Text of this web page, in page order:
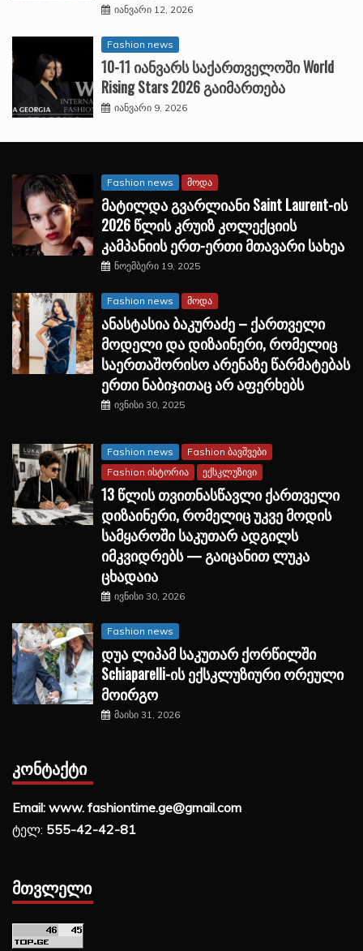
იანვარი 12, 2026
Fashion news
10-11 იანვარს საქართველოში World
Rising Stars 2026 გაიმართება
იანვარი 9, 2026
Fashion news მოდა
მატილდა გვარლიანი Saint Laurent-ის
2026 წლის კრუიზ კოლექციის
კამპანიის ერთ-ერთი მთავარი სახეა
ნოემბერი 19, 2025
Fashion news მოდა
ანასტასია ბაკურაძე – ქართველი
მოდელი და დიზაინერი, რომელიც
საერთაშორისო არენაზე წარმატებას
ერთი ნაბიჯითაც არ აფერხებს
ივნისი 30, 2025
Fashion news
Fashion ბავშვები
Fashion ისტორია
ექსკლუზივი
13 წლის თვითნასწავლი ქართველი
დიზაინერი, რომელიც უკვე მოდის
სამყაროში საკუთარ ადგილს
იმკვიდრებს — გაიცანით ლუკა
ცხადაია
ივნისი 30, 2026
Fashion news
დუა ლიპამ საკუთარ ქორწილში
Schiaparelli-ის ექსკლუზიური ორეული
მოირგო
მაისი 31, 2026
ᲙᲝᲜᲢᲐᲥᲢᲘ
Email: www. fashiontime.ge@gmail.com
ტელ: 555-42-42-81
ᲛᲗᲕᲚᲔᲚᲘ